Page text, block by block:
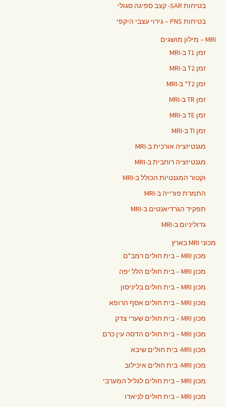
בטיחות SAR- קצב ספיגה סגולי
בטיחות PNS – גירוי עצבי היקפי
MRI – מילון מושגים
זמן T1 ב-MRI
זמן T2 ב-MRI
זמן T2* ב-MRI
זמן TR ב-MRI
זמן TE ב-MRI
זמן TI ב-MRI
מגנטיזציה אורכית ב-MRI
מגנטיזציה רוחבית ב-MRI
וקטור המגנטיות הכולל ב-MRI
התמרת פורייה ב-MRI
תפקיד הגרדיאנטים ב-MRI
גדוליניום ב-MRI
מכוני MRI בארץ
מכון MRI – בית חולים רמב"ם
מכון MRI – בית חולים הלל יפה
מכון MRI – בית חולים בליניסון
מכון MRI – בית חולים אסף הרופא
מכון MRI – בית חולים שערי צדק
מכון MRI – בית חולים הדסה עין כרם
מכון MRI- בית חולים שיבא
מכון MRI- בית חולים איכילוב
מכון MRI – בית חולים לגליל המערבי
מכון MRI – בית חולים לניאדו